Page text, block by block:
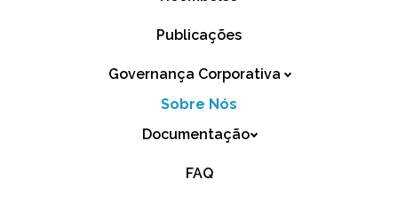
Publicações
Governança Corporativa
Sobre Nós
Documentação
FAQ